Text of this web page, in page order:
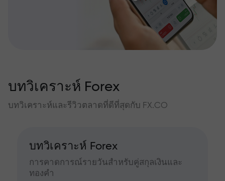
บทวิเคราะห์ Forex
บทวิเคราะห์และรีวิวตลาดที่ดีที่สุดกับ FX.CO
บทวิเคราะห์ Forex
การคาดการณ์รายวันสำหรับคู่สกุลเงินและ
ทองคำ